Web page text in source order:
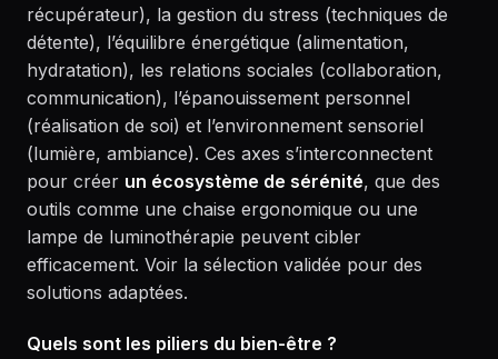
récupérateur), la gestion du stress (techniques de
détente), l’équilibre énergétique (alimentation,
hydratation), les relations sociales (collaboration,
communication), l’épanouissement personnel
(réalisation de soi) et l’environnement sensoriel
(lumière, ambiance). Ces axes s’interconnectent
pour créer un écosystème de sérénité, que des
outils comme une chaise ergonomique ou une
lampe de luminothérapie peuvent cibler
efficacement. Voir la sélection validée pour des
solutions adaptées.
Quels sont les piliers du bien-être ?